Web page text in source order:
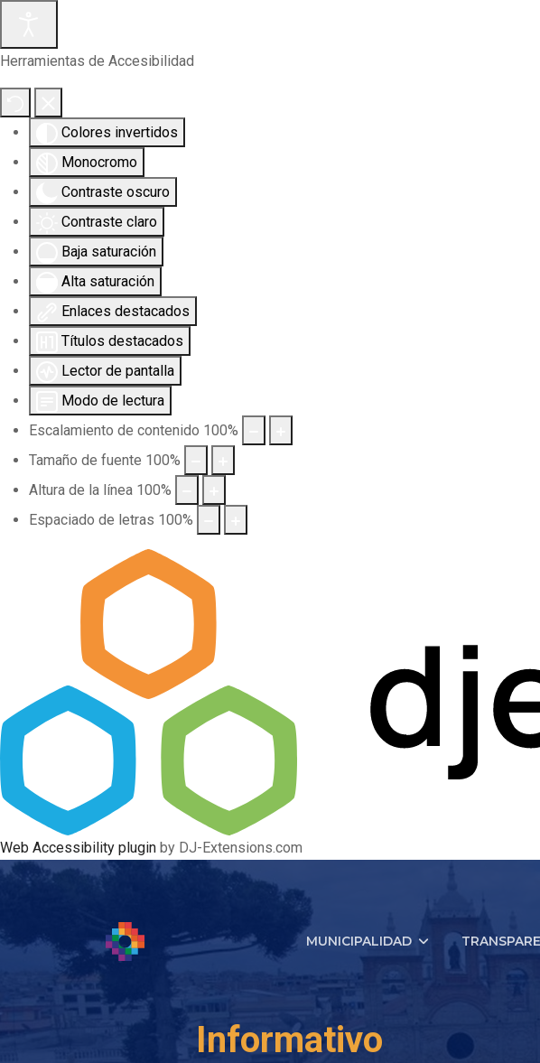
Herramientas de Accesibilidad
Colores invertidos
Monocromo
Contraste oscuro
Contraste claro
Baja saturación
Alta saturación
Enlaces destacados
Títulos destacados
Lector de pantalla
Modo de lectura
Escalamiento de contenido 100%
Tamaño de fuente 100%
Altura de la línea 100%
Espaciado de letras 100%
Web Accessibility plugin by DJ-Extensions.com
MUNICIPALIDAD
Informativo